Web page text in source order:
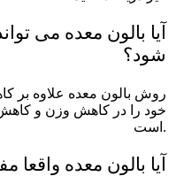
آیا بالون معده می
شود؟
روش بالون معده علاوه بر
خود را در کاهش وزن و
است.
آیا بالون معده واقعا